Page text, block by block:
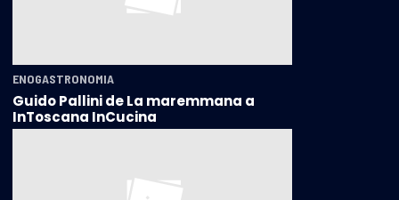
ENOGASTRONOMIA
Guido Pallini de La maremmana a
InToscana InCucina